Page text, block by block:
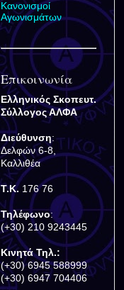
Κανονισμοί
Αγωνισμάτων
Επικοινωνία
Ελληνικός Σκοπευτ.
ΣύλλογοςΑΛΦΑ
Διεύθυνση:
Δελφών 6-8,
Καλλιθέα
Τ.Κ. 176 76
Τηλέφωνο:
(+30) 210 9243445
Κινητά Τηλ.:
(+30) 6945 588999
(+30) 6947 704406